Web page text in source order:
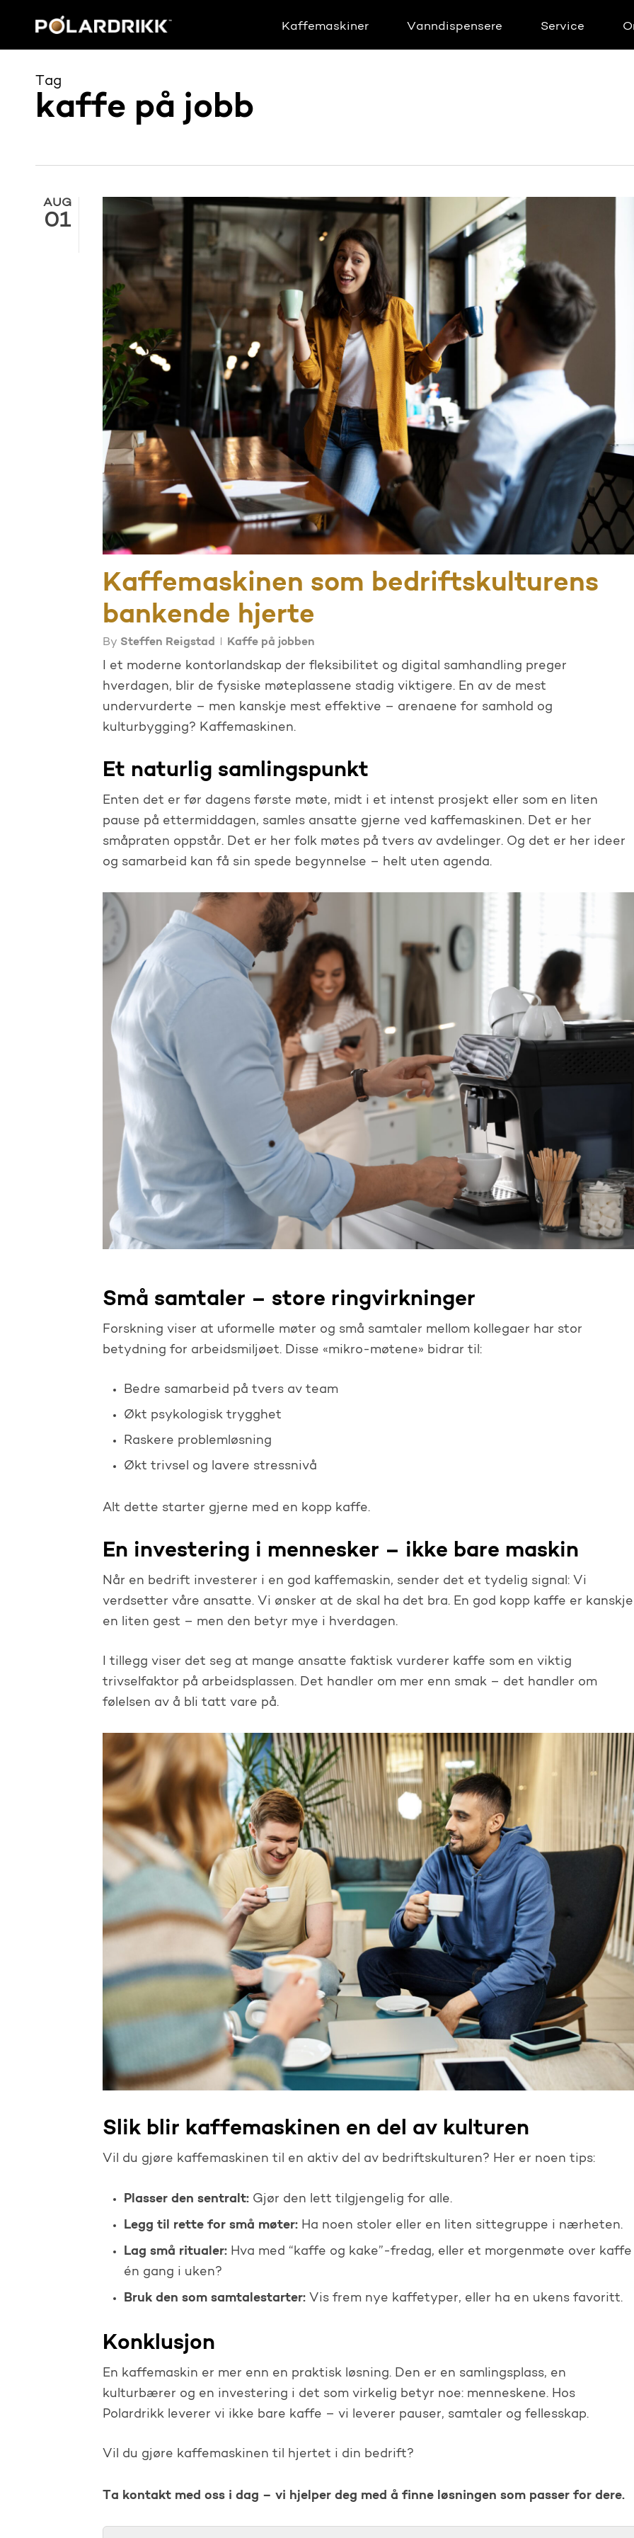
Kaffemaskiner Vanndispensere Service
Tag
kaffe på jobb
AUG
01
Kaffemaskinen som bedriftskulturens
bankende hjerte
By Steffen Reigstad Kaffe på jobben
I et moderne kontorlandskap der fleksibilitet og digital samhandling preger
hverdagen, blir de fysiske møteplassene stadig viktigere. En av de mest
undervurderte – men kanskje mest effektive – arenaene for samhold og
kulturbygging? Kaffemaskinen.
Et naturlig samlingspunkt
Enten det er før dagens første møte, midt i et intenst prosjekt eller som en liten
pause på ettermiddagen, samles ansatte gjerne ved kaffemaskinen. Det er her
småpraten oppstår. Det er her folk møtes på tvers av avdelinger. Og det er her ideer
og samarbeid kan få sin spede begynnelse – helt uten agenda.
Små samtaler – store ringvirkninger
Forskning viser at uformelle møter og små samtaler mellom kollegaer har stor
betydning for arbeidsmiljøet. Disse «mikro-møtene» bidrar til:
Bedre samarbeid på tvers av team
Økt psykologisk trygghet
Raskere problemløsning
Økt trivsel og lavere stressnivå
Alt dette starter gjerne med en kopp kaffe.
En investering i mennesker – ikke bare maskin
Når en bedrift investerer i en god kaffemaskin, sender det et tydelig signal: Vi
verdsetter våre ansatte. Vi ønsker at de skal ha det bra. En god kopp kaffe er kanskje
en liten gest – men den betyr mye i hverdagen.
I tillegg viser det seg at mange ansatte faktisk vurderer kaffe som en viktig
trivselfaktor på arbeidsplassen. Det handler om mer enn smak – det handler om
følelsen av å bli tatt vare på.
Slik blir kaffemaskinen en del av kulturen
Vil du gjøre kaffemaskinen til en aktiv del av bedriftskulturen? Her er noen tips:
Plasser den sentralt: Gjør den lett tilgjengelig for alle.
Legg til rette for små møter: Ha noen stoler eller en liten sittegruppe i nærheten.
Lag små ritualer: Hva med “kaffe og kake”-fredag, eller et morgenmøte over kaffe
én gang i uken?
Bruk den som samtalestarter: Vis frem nye kaffetyper, eller ha en ukens favoritt.
Konklusjon
En kaffemaskin er mer enn en praktisk løsning. Den er en samlingsplass, en
kulturbærer og en investering i det som virkelig betyr noe: menneskene. Hos
Polardrikk leverer vi ikke bare kaffe – vi leverer pauser, samtaler og fellesskap.
Vil du gjøre kaffemaskinen til hjertet i din bedrift?
Ta kontakt med oss i dag – vi hjelper deg med å finne løsningen som passer for dere.